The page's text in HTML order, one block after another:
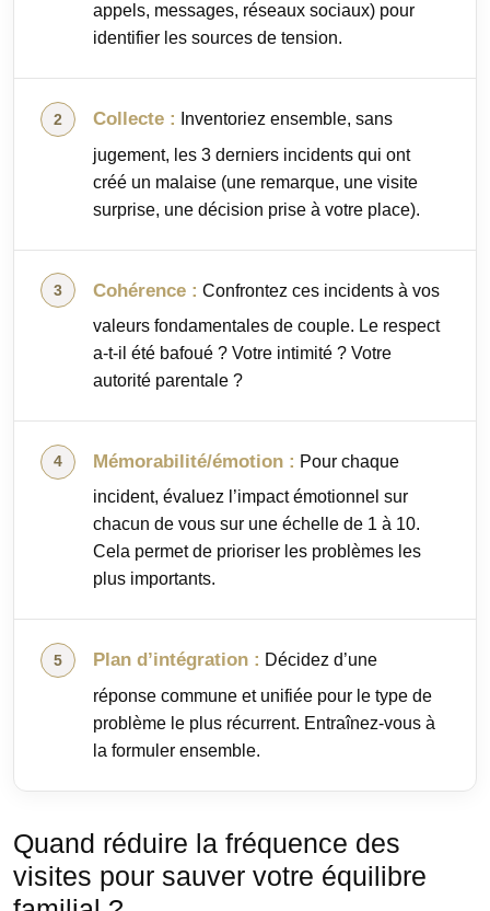
appels, messages, réseaux sociaux) pour
identifier les sources de tension.
Collecte :
Inventoriez ensemble, sans
jugement, les 3 derniers incidents qui ont
créé un malaise (une remarque, une visite
surprise, une décision prise à votre place).
Cohérence : Confrontez ces incidents à vos
valeurs fondamentales de couple. Le respect
a-t-il été bafoué ? Votre intimité ? Votre
autorité parentale ?
Mémorabilité/émotion : Pour chaque
incident, évaluez l’impact émotionnel sur
chacun de vous sur une échelle de 1 à 10.
Cela permet de prioriser les problèmes les
plus importants.
Plan d’intégration : Décidez d’une
réponse commune et unifiée pour le type de
problème le plus récurrent. Entraînez-vous à
la formuler ensemble.
Quand réduire la fréquence des
visites pour sauver votre équilibre